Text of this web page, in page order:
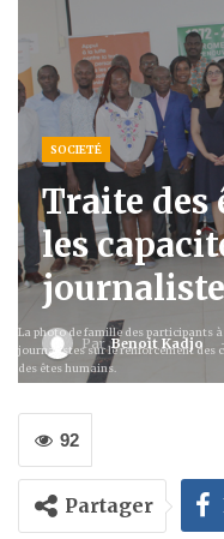
SOCIETÉ
Traite des
les
ParBenoit Kadjo
La photo de famille des participants
journalistes sur le renforcement des
des êtes humains.
92
Partager